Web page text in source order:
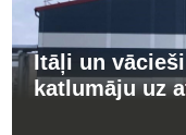
Itāļi un
katlumāju uz